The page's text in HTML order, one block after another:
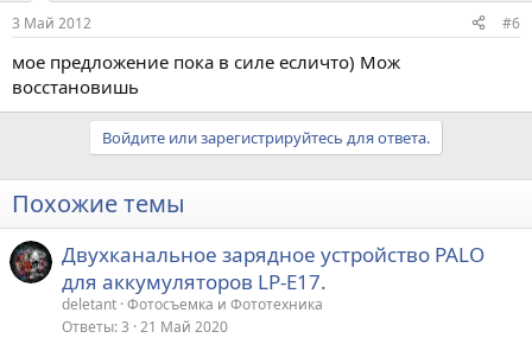
3 Май 2012 #6
мое предложение пока в силе есличто) Мож
восстановишь
Войдите или зарегистрируйтесь для ответа.
Похожие темы
Двухканальное зарядное устройство PALO
для аккумуляторов LP-E17.
deletant Фотосъемка и Фототехника
Ответы 3 21 Май 2020